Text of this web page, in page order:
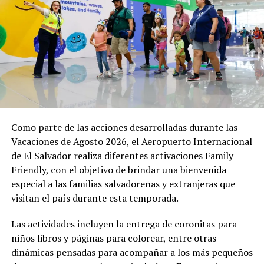
desarrollo de esta y otras actividades. Equipos de
primera respuesta, personal de salud y cuerpos de
socorro permanecen atentos para brindar atención
inmediata en caso de cualquier eventualidad.
El Gobierno reafirma su compromiso de garantizar que
estas expresiones de fe se desarrollen en un ambiente
seguro, permitiendo que la población viva plenamente
sus tradiciones en el corazón de la capital.
Comparte esto:
Facebook X
Como parte de las acciones desarrolladas durante las
Vacaciones de Agosto 2026, el Aeropuerto Internacional
de El Salvador realiza diferentes activaciones Family
Friendly, con el objetivo de brindar una bienvenida
especial a las familias salvadoreñas y extranjeras que
visitan el país durante esta temporada.
Las actividades incluyen la entrega de coronitas para
niños libros y páginas para colorear, entre otras
dinámicas pensadas para acompañar a los más pequeños